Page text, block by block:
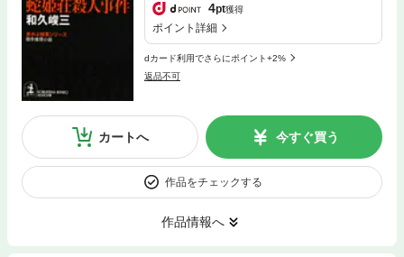
4pt獲得
ポイント詳細
dカード利用でさらにポイント+2%
返品不可
カートへ 今すぐ買う
作品をチェックする
作品情報へ